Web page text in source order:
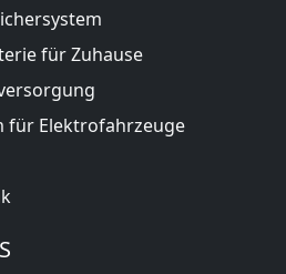
für Zuhause
für Elektrofahrzeuge